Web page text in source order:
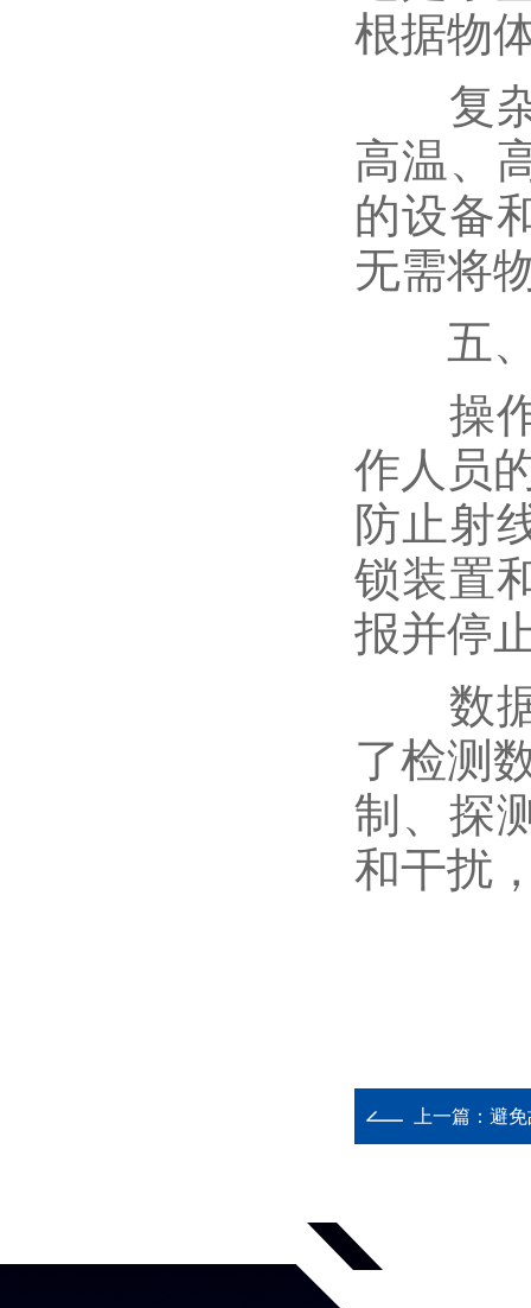
根据物
复杂
高温、
的设备
无需将
五、
操作
作人员
防止射
锁装置
报并停
数据
了检测
制、探
和干扰
上一篇： 避免